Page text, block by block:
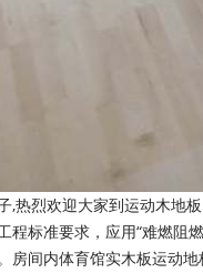
烈欢迎大家到运动木地
程标准要求，应用“难燃阻
房间内体育馆实木板运动